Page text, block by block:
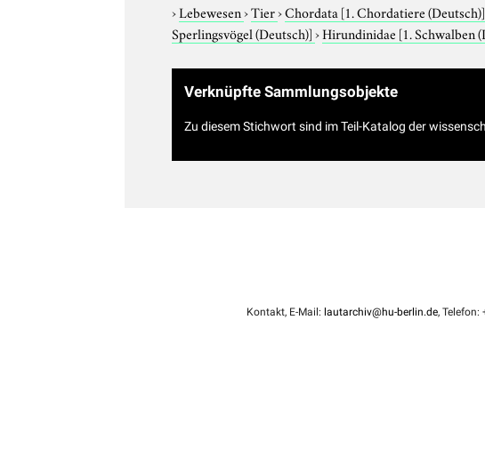
›Lebewesen›Tier›Chordata [1. Chordatiere (Deutsch)]
Sperlingsvögel (Deutsch)]›Hirundinidae [1. Schwalben
Verknüpfte Sammlungsobjekte
Zu diesem Stichwort sind im Teil-Katalog der
Kontakt, E-Mail: lautarchiv@hu-berlin.de, Telefon: